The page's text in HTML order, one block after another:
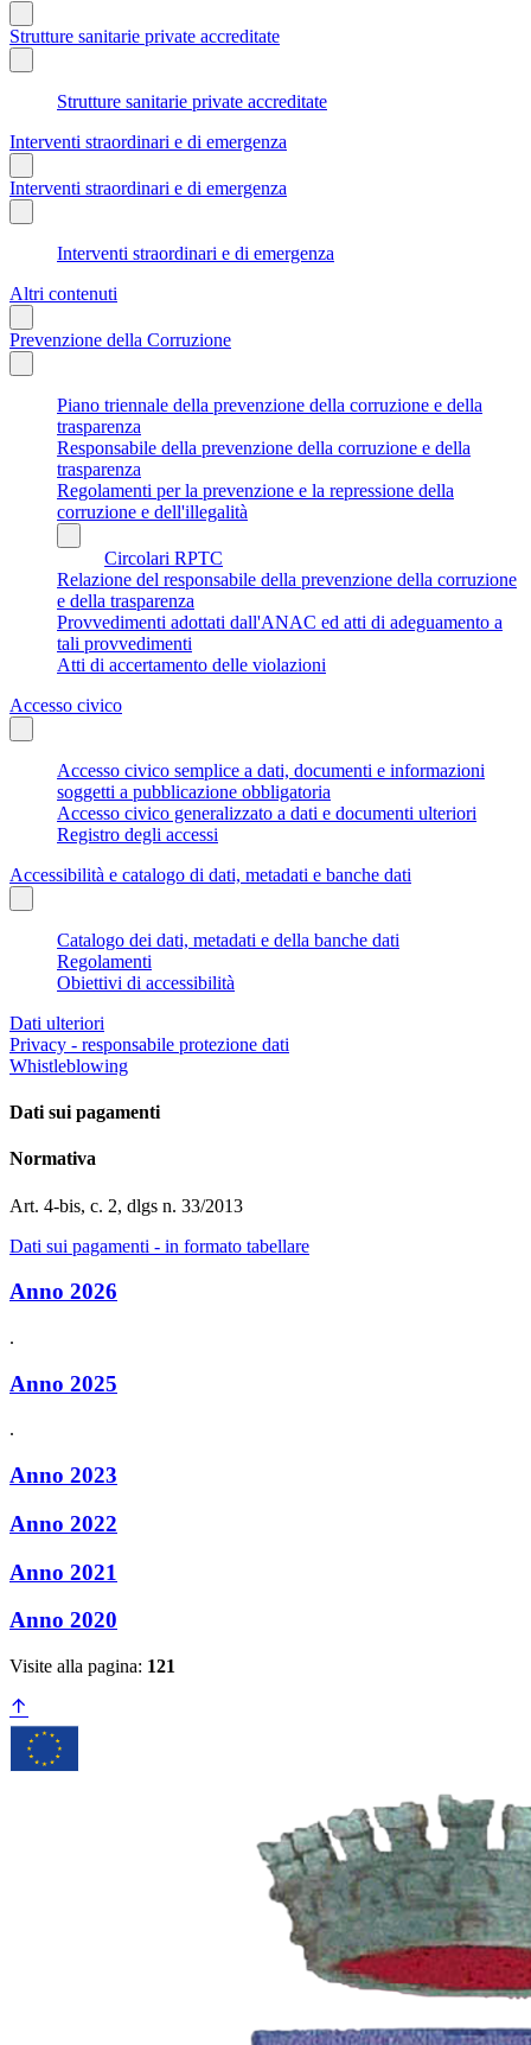
Strutture sanitarie private accreditate
Strutture sanitarie private accreditate
Interventi straordinari e di emergenza
Interventi straordinari e di emergenza
Interventi straordinari e di emergenza
Altri contenuti
Prevenzione della Corruzione
Piano triennale della prevenzione della corruzione e della
trasparenza
Responsabile della prevenzione della corruzione e della
trasparenza
Regolamenti per la prevenzione e la repressione della
corruzione e dell'illegalità
Circolari RPTC
Relazione del responsabile della prevenzione della corruzione
e della trasparenza
Provvedimenti adottati dall'ANAC ed atti di adeguamento a
tali provvedimenti
Atti di accertamento delle violazioni
Accesso civico
Accesso civico semplice a dati, documenti e informazioni
soggetti a pubblicazione obbligatoria
Accesso civico generalizzato a dati e documenti ulteriori
Registro degli accessi
Accessibilità e catalogo di dati, metadati e banche dati
Catalogo dei dati, metadati e della banche dati
Regolamenti
Obiettivi di accessibilità
Dati ulteriori
Privacy - responsabile protezione dati
Whistleblowing
Dati sui pagamenti
Normativa
Art. 4-bis, c. 2, dlgs n. 33/2013
Dati sui pagamenti - in formato tabellare
Anno 2026
.
Anno 2025
.
Anno 2023
Anno 2022
Anno 2021
Anno 2020
Visite alla pagina: 121